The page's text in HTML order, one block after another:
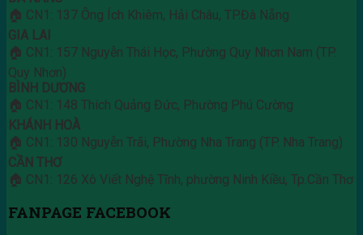
🏠 CN1: 137 Ông Ích Khiêm, Hải Châu, TP.Đà Nẵng
GIA LAI
🏠 CN1: 157 Nguyễn Thái Học, Phường Quy Nhơn Nam (TP.
Quy Nhơn)
BÌNH DƯƠNG
🏠 CN1: 148 Thích Quảng Đức, Phường Phú Cường
KHÁNH HOÀ
🏠 CN1: 130 Nguyễn Trãi, Phường Nha Trang (TP. Nha Trang)
CẦN THƠ
🏠 CN1: 126 Xô Viết Nghệ Tĩnh, phường Ninh Kiều, Tp.Cần Thơ
FANPAGE FACEBOOK